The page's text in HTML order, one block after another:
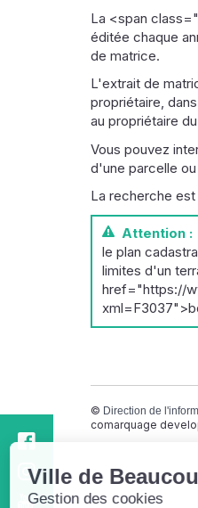
La <span
éditée chaque
de matrice.
L'extrait de
propriétaire,
au propriétaire
Vous pouvez
d'une parcelle
La recherche est
Attention :
le plan
limites d'un
href="https://
© Direction de
comarquage